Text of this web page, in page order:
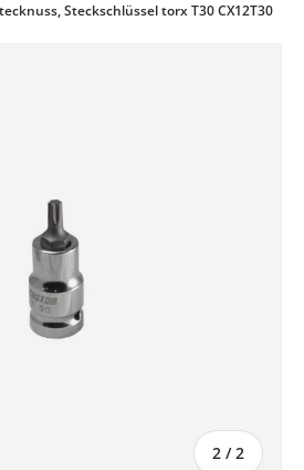
Steckschlüssel torx T30 CX12T30
2 / von
2